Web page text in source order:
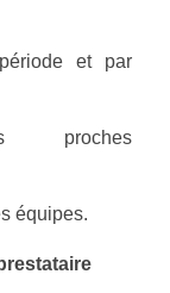
et par
proches
équipes.